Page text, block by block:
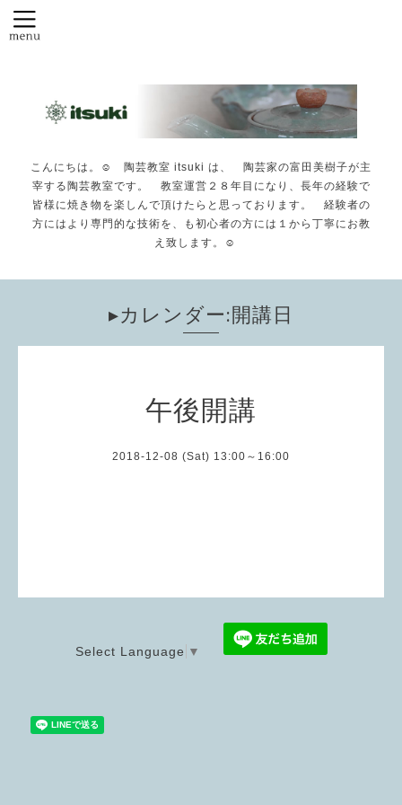
こんにちは。☺️ 陶芸教室 itsuki は、 陶芸家の富田美樹子が主
宰する陶芸教室です。 教室運営２８年目になり、長年の経験で
皆様に焼き物を楽しんで頂けたらと思っております。 経験者の
方にはより専門的な技術を、も初心者の方には１から丁寧にお教
え致します。☺️
▸カレンダー:開講日
午後開講
2018-12-08 (Sat) 13:00～16:00
Select Language ▼